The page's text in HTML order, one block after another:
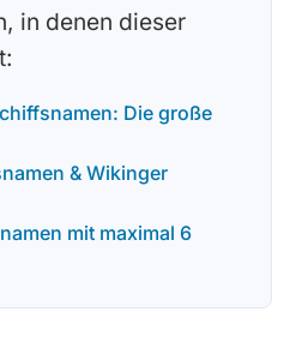
in denen dieser
Die große
& Wikinger
mit maximal 6